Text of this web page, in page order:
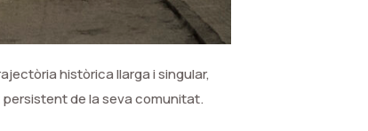
històrica llarga i singular,
de la seva comunitat.